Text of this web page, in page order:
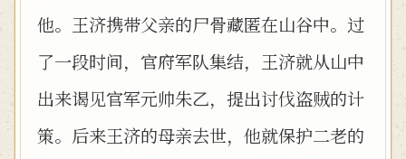
他。王济携带父亲的尸骨藏匿在山谷中。过
了一段时间，官府军队集结，王济就从山中
出来谒见官军元帅朱乙，提出讨伐盗贼的计
策。后来王济的母亲去世，他就保护二老的